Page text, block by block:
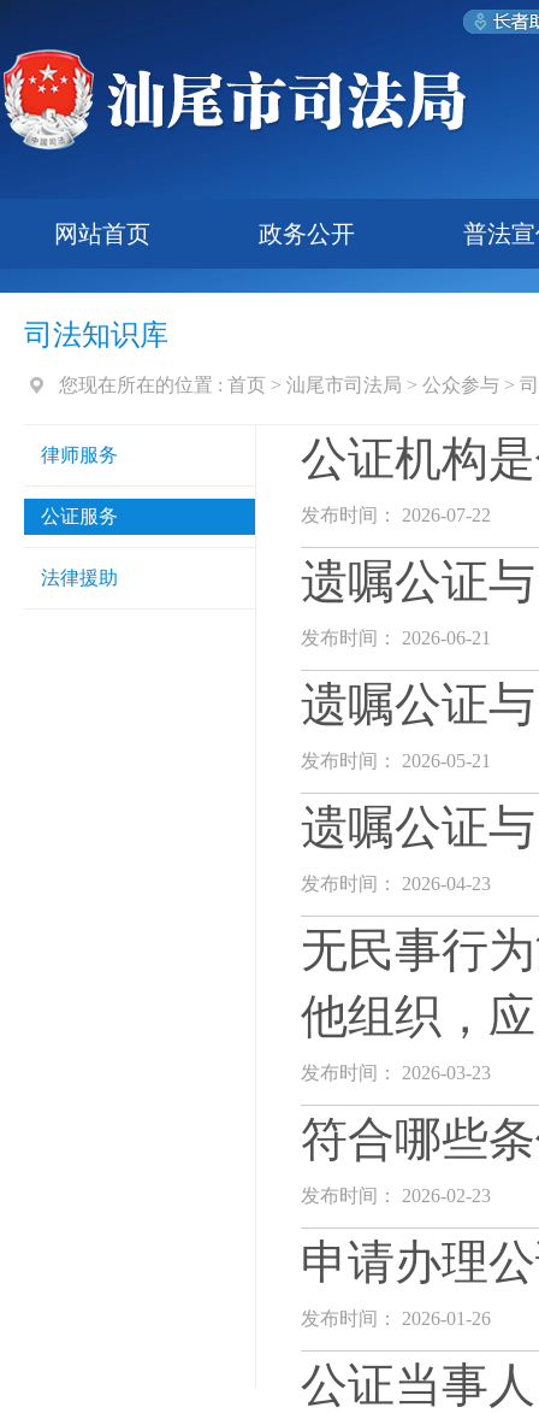
网站首页 政务公开 普法
司法知识库
您现在所在的位置 : 首页 > 汕尾市司法局 > 公众参与 >
律师服务
公证服务
法律援助
公证机构
发布时间： 2026-07-22
遗嘱公证
发布时间： 2026-06-21
遗嘱公证
发布时间： 2026-05-21
遗嘱公证
发布时间： 2026-04-23
无民事行
他组织，
发布时间： 2026-03-23
符合哪些
发布时间： 2026-02-23
申请办理
发布时间： 2026-01-26
公证当事